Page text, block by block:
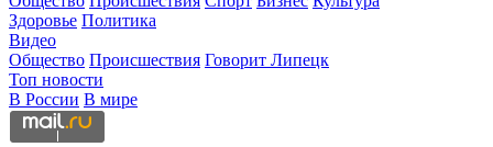
Здоровье Политика
Видео
Общество Происшествия Говорит Липецк
Топ новости
В России В мире